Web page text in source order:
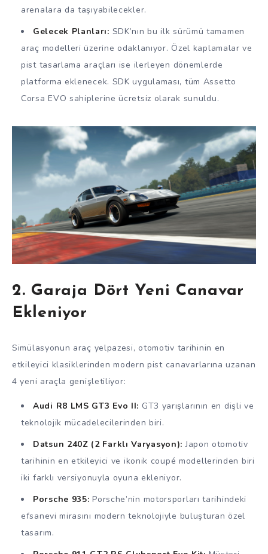
arenalara da taşıyabilecekler.
Gelecek Planları: SDK’nın bu ilk sürümü tamamen
araç modelleri üzerine odaklanıyor. Özel kaplamalar ve
pist tasarlama araçları ise ilerleyen dönemlerde
platforma eklenecek. SDK uygulaması, tüm Assetto
Corsa EVO sahiplerine ücretsiz olarak sunuldu.
2. Garaja Dört Yeni Canavar
Ekleniyor
Simülasyonun araç yelpazesi, otomotiv tarihinin en
etkileyici klasiklerinden modern pist canavarlarına uzanan
4 yeni araçla genişletiliyor:
Audi R8 LMS GT3 Evo II: GT3 yarışlarının en dişli ve
teknolojik mücadelecilerinden biri.
Datsun 240Z (2 Farklı Varyasyon): Japon otomotiv
tarihinin en etkileyici ve ikonik coupé modellerinden biri
iki farklı versiyonuyla oyuna ekleniyor.
Porsche 935: Porsche’nin motorsporları tarihindeki
efsanevi mirasını modern teknolojiyle buluşturan özel
tasarım.